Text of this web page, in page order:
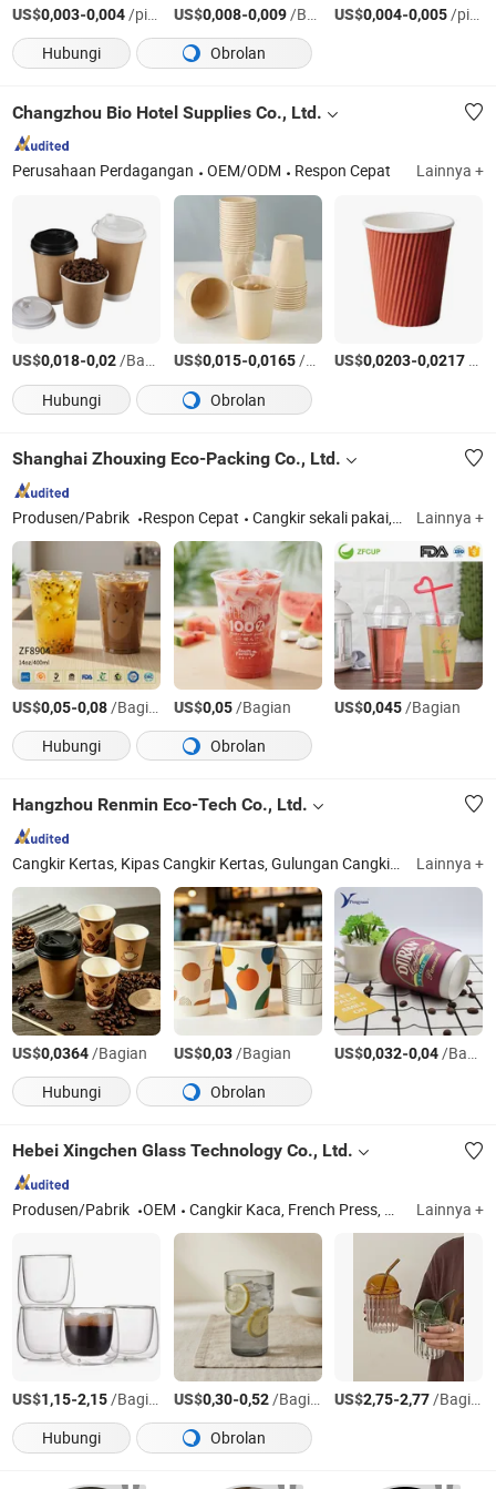
US$0,003-0,004/pieces US$0,008-0,009/Bagian US$0,004-0,005/pieces
Hubungi
Obrolan
Changzhou Bio Hotel Supplies Co., Ltd.
Perusahaan Perdagangan OEM/ODM Respon Cepat Lainnya +
US$0,018-0,02/Bagian US$0,015-0,0165/Bagian US$0,0203-0,0217
Hubungi
Obrolan
Shanghai Zhouxing Eco-Packing Co., Ltd.
Produsen/Pabrik Respon Cepat Cangkir sekali pakai, Cangkir plastik Lainnya +
US$0,05-0,08/Bagian US$0,05/Bagian US$0,045/Bagian
Hubungi
Obrolan
Hangzhou Renmin Eco-Tech Co., Ltd.
Cangkir Kertas, Kipas Cangkir Kertas, Gulungan Cangkir Kertas, Cangkir Kopi Kertas, Cangkir Plastik, Tutup Plastik, Kertas Berlapis PE, Mangkuk Kertas Kraft, Kotak Kertas Kraft, Wadah Makanan Kertas Lainnya +
US$0,0364/Bagian US$0,03/Bagian US$0,032-0,04/Bagian
Hubungi
Obrolan
Hebei Xingchen Glass Technology Co., Ltd.
Produsen/Pabrik OEM Cangkir Kaca, French Press, Panci Kopi, Stoples Kaca, Teapot, Pembuat Kopi Syphon, Panci Masak Kaca, Pitcher Kaca, Sedotan Kaca, Cangkir Te Kaca Lainnya +
US$1,15-2,15/Bagian US$0,30-0,52/Bagian US$2,75-2,77/Bagian
Hubungi
Obrolan